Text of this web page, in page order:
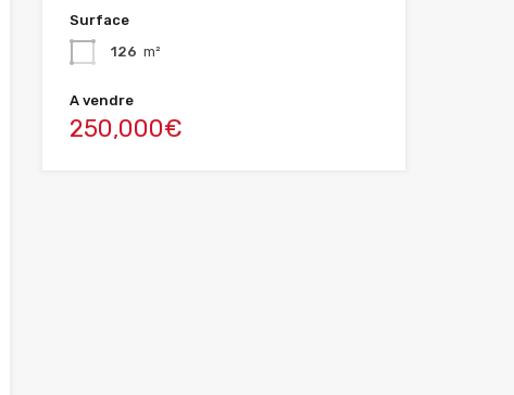
Surface
126 m²
A vendre
250,000€